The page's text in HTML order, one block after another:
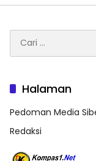
untuk:
Halaman
Pedoman Media
Redaksi